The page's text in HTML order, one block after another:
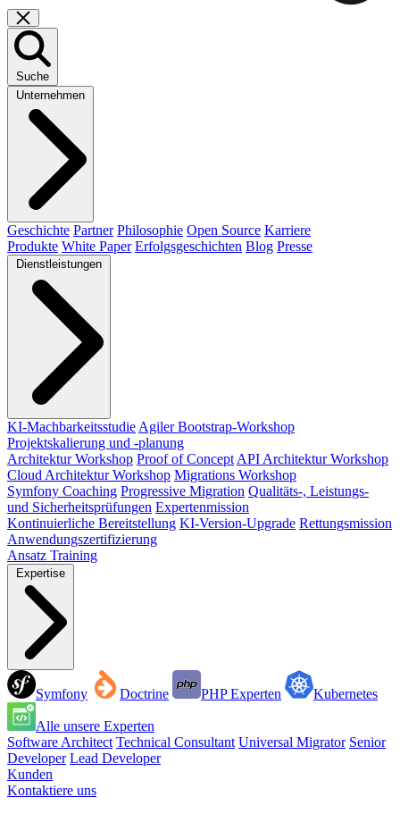
Suche
Unternehmen
Geschichte Partner Philosophie Open Source Karriere
Produkte White Paper Erfolgsgeschichten Blog Presse
Dienstleistungen
KI-Machbarkeitsstudie Agiler Bootstrap-Workshop
Projektskalierung und -planung
Architektur Workshop Proof of Concept API Architektur Workshop
Cloud Architektur Workshop Migrations Workshop
Symfony Coaching Progressive Migration Qualitäts-, Leistungs-
und Sicherheitsprüfungen Expertenmission
Kontinuierliche Bereitstellung KI-Version-Upgrade Rettungsmission
Anwendungszertifizierung
Ansatz Training
Expertise
Symfony Doctrine PHP Experten Kubernetes
Alle unsere Experten
Software Architect Technical Consultant Universal Migrator Senior
Developer Lead Developer
Kunden
Kontaktiere uns